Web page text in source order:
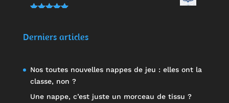
sur 5
Derniers articles
Nos toutes nouvelles nappes de jeu : elles ont la
classe, non ?
Une nappe, c’est juste un morceau de tissu ?